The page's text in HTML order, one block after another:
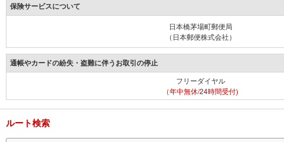
保険サービスについて
日本橋茅場町郵便局
（日本郵便株式会社）
通帳やカードの紛失・盗難に伴うお取引の停止
フリーダイヤル
（年中無休/24時間受付)
ルート検索